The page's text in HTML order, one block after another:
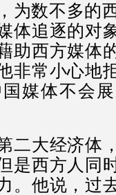
为数不多的
体追逐的对
助西方媒体
非常小心地
媒体不会
二大经济体
是西方人同
。他说，过